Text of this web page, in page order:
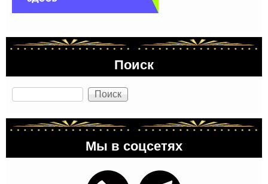
Поиск
Поиск
Мы в соцсетях